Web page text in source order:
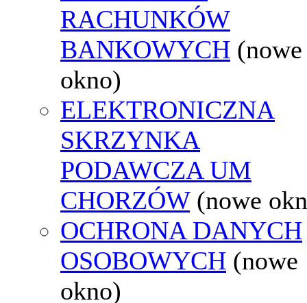
RACHUNKÓW
BANKOWYCH (nowe
okno)
ELEKTRONICZNA
SKRZYNKA
PODAWCZA UM
CHORZÓW (nowe
OCHRONA DANYCH
OSOBOWYCH (nowe
okno)